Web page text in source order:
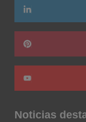
Noticias